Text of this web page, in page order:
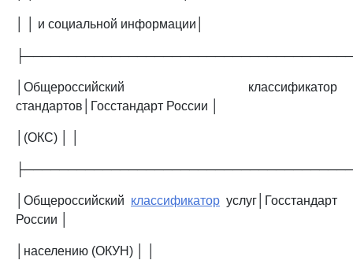
│ │ и социальной информации│
│Общероссийский классификатор
стандартов│Госстандарт России │
│(ОКС) │ │
│Общероссийский классификатор услуг│Госстандарт
России │
│населению (ОКУН) │ │